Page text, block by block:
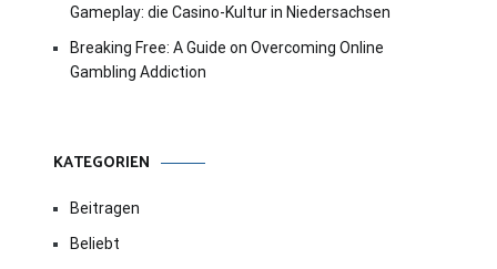
Gameplay: die Casino-Kultur in Niedersachsen
Breaking Free: A Guide on Overcoming Online
Gambling Addiction
KATEGORIEN
Beitragen
Beliebt